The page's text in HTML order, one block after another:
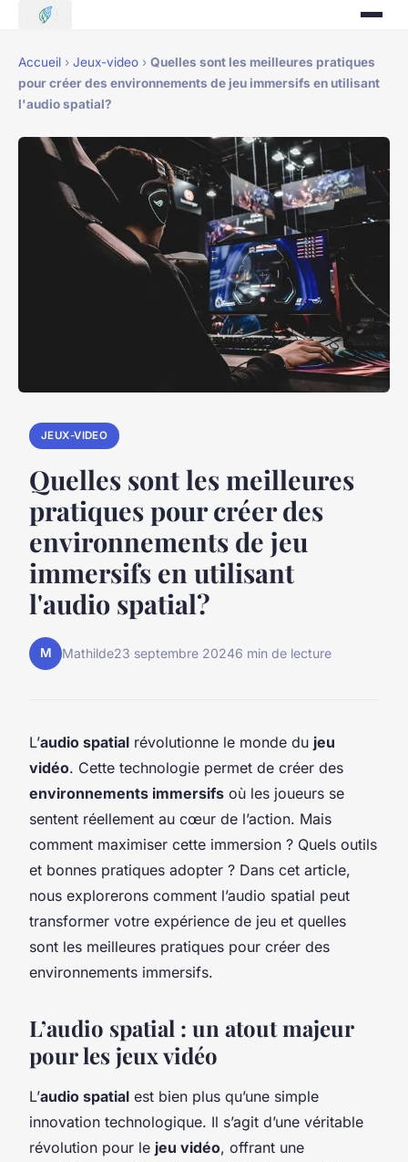
Accueil › Jeux-video › Quelles sont les meilleures pratiques
pour créer des environnements de jeu immersifs en utilisant
l'audio spatial?
JEUX-VIDEO
Quelles sont les meilleures
pratiques pour créer des
environnements de jeu
immersifs en utilisant
l'audio spatial?
M Mathilde23 septembre 20246 min de lecture
L’audio spatial révolutionne le monde du jeu
vidéo. Cette technologie permet de créer des
environnements immersifs où les joueurs se
sentent réellement au cœur de l’action. Mais
comment maximiser cette immersion ? Quels outils
et bonnes pratiques adopter ? Dans cet article,
nous explorerons comment l’audio spatial peut
transformer votre expérience de jeu et quelles
sont les meilleures pratiques pour créer des
environnements immersifs.
L’audio spatial : un atout majeur
pour les jeux vidéo
L’audio spatial est bien plus qu’une simple
innovation technologique. Il s’agit d’une véritable
révolution pour le jeu vidéo, offrant une